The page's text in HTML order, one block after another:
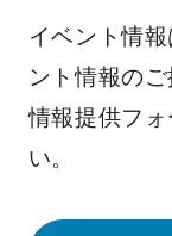
イベント情
ント情報の
情報提供フ
い。